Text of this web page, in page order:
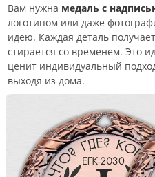
Вам нужна медаль с
логотипом или даже
идею. Каждая деталь
стирается со временем. Это
ценит индивидуальный
выходя из дома.